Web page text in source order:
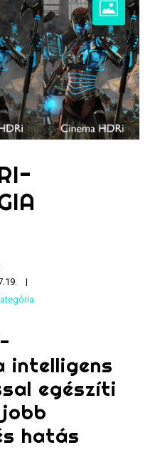
intelligens
egészíti
hatás